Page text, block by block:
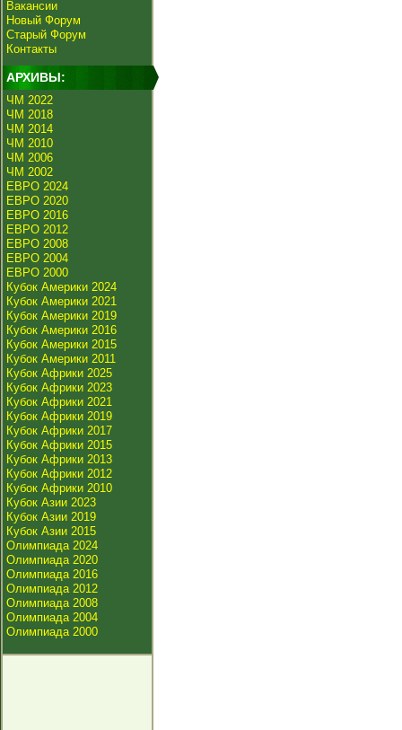
Вакансии
Новый Форум
Старый Форум
Контакты
АРХИВЫ:
ЧМ 2022
ЧМ 2018
ЧМ 2014
ЧМ 2010
ЧМ 2006
ЧМ 2002
ЕВРО 2024
ЕВРО 2020
ЕВРО 2016
ЕВРО 2012
ЕВРО 2008
ЕВРО 2004
ЕВРО 2000
Кубок Америки 2024
Кубок Америки 2021
Кубок Америки 2019
Кубок Америки 2016
Кубок Америки 2015
Кубок Америки 2011
Кубок Африки 2025
Кубок Африки 2023
Кубок Африки 2021
Кубок Африки 2019
Кубок Африки 2017
Кубок Африки 2015
Кубок Африки 2013
Кубок Африки 2012
Кубок Африки 2010
Кубок Азии 2023
Кубок Азии 2019
Кубок Азии 2015
Олимпиада 2024
Олимпиада 2020
Олимпиада 2016
Олимпиада 2012
Олимпиада 2008
Олимпиада 2004
Олимпиада 2000